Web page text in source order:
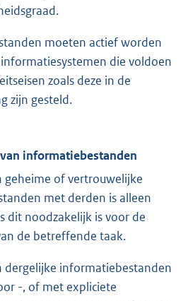
moeten actief worden
die voldoen
zoals deze in de
zijn gesteld.
informatiebestanden
geheime of vertrouwelijke
met derden is alleen
dit noodzakelijk is voor de
de betreffende taak.
dergelijke informatiebestanden
-, of met expliciete